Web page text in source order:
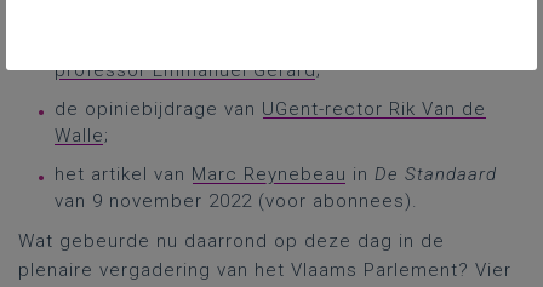
professor Emmanuel Gerard;
de opiniebijdrage van UGent-rector Rik Van de
Walle;
het artikel van Marc Reynebeau in De Standaard
van 9 november 2022 (voor abonnees).
Wat gebeurde nu daarrond op deze dag in de
plenaire vergadering van het Vlaams Parlement? Vier